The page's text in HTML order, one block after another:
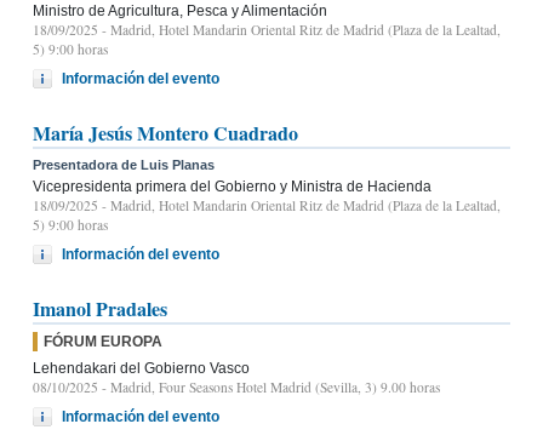
Ministro de Agricultura, Pesca y Alimentación
18/09/2025 - Madrid, Hotel Mandarin Oriental Ritz de Madrid (Plaza de la Lealtad,
5) 9:00 horas
Información del evento
María Jesús Montero Cuadrado
Presentadora de Luis Planas
Vicepresidenta primera del Gobierno y Ministra de Hacienda
18/09/2025 - Madrid, Hotel Mandarin Oriental Ritz de Madrid (Plaza de la Lealtad,
5) 9:00 horas
Información del evento
Imanol Pradales
FÓRUM EUROPA
Lehendakari del Gobierno Vasco
08/10/2025 - Madrid, Four Seasons Hotel Madrid (Sevilla, 3) 9.00 horas
Información del evento